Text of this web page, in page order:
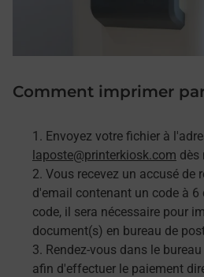
Comment imprimer
Envoyez votre fichier à
laposte@printerkiosk.com dès
Vous recevez un accusé de
d'email contenant un code à 6
code, il sera nécessaire pour
document(s) en bureau de
Rendez-vous dans le
afin d'effectuer le paiement